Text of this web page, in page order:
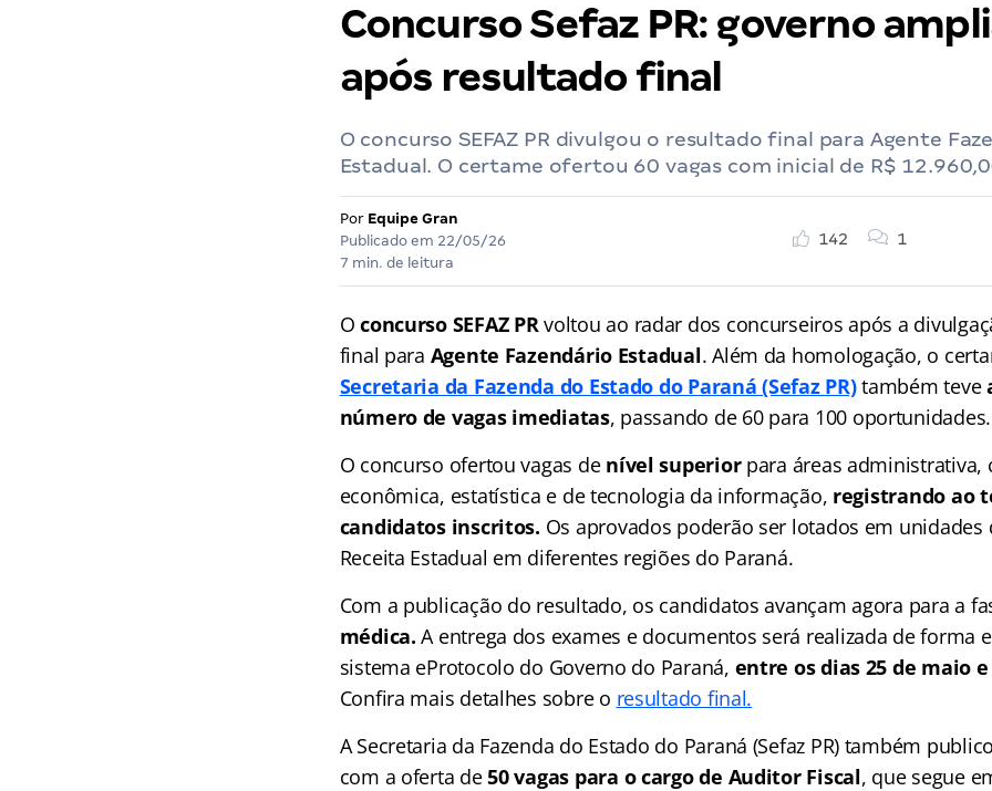
Concurso Sefaz PR: governo
após resultado final
O concurso SEFAZ PR divulgou o resultado final para Agente
Estadual. O certame ofertou 60 vagas com inicial de R$
Por Equipe Gran
Publicado em 22/05/26
7 min. de leitura
142 1
Oconcurso SEFAZ PRvoltou ao radar dos concurseiros após a
final para Agente Fazendário Estadual. Além da homologação, o
Secretaria da Fazenda do Estado do Paraná (Sefaz PR)também teve
número de vagas imediatas, passando de 60 para 100 oportunidades.
O concurso ofertou vagas de nível superior para áreas administrativa,
econômica, estatística e de tecnologia da informação, registrando ao
candidatos inscritos. Os aprovados poderão ser lotados em unidades
Receita Estadual em diferentes regiões do Paraná.
Com a publicação do resultado, os candidatos avançam agora para a
médica. A entrega dos exames e documentos será realizada de forma
sistema eProtocolo do Governo do Paraná, entre os dias 25 de maio
Confira mais detalhes sobre o resultado final.
A Secretaria da Fazenda do Estado do Paraná (Sefaz PR) também
com a oferta de50 vagas para o cargo de Auditor Fiscal, que segue